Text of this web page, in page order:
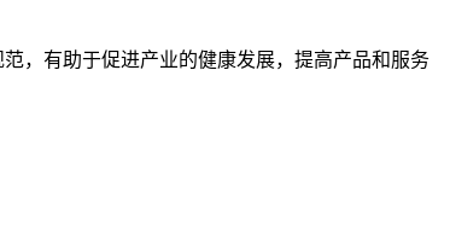
，有助于促进产业的健康发展，提高产品和服务